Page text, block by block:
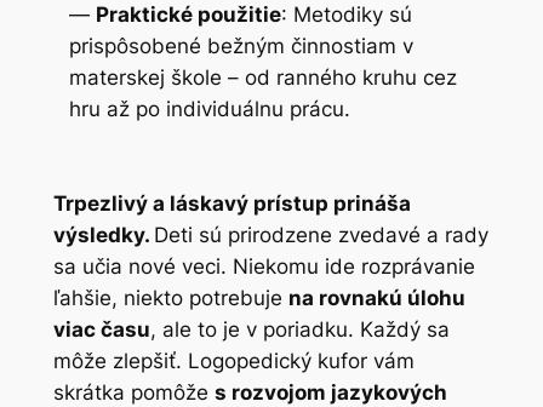
— Praktické použitie: Metodiky sú
prispôsobené bežným činnostiam v
materskej škole – od ranného kruhu cez
hru až po individuálnu prácu.
Trpezlivý a láskavý prístup prináša
výsledky. Deti sú prirodzene zvedavé a rady
sa učia nové veci. Niekomu ide rozprávanie
ľahšie, niekto potrebuje na rovnakú úlohu
viac času, ale to je v poriadku. Každý sa
môže zlepšiť. Logopedický kufor vám
skrátka pomôže s rozvojom jazykových